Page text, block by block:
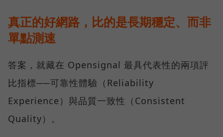
真正的好網路，比的是長期穩定、而非
單點測速
答案，就藏在 Opensignal 最具代表性的兩項評
比指標──可靠性體驗（Reliability
Experience）與品質一致性（Consistent
Quality）。